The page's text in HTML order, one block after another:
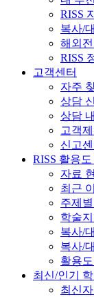
RISS
복사/
해외
RISS
고객센터
자주
상담
상담
고객
신고센
RISS 활용도
자료
최근
주제
학술
복사/
복사/
활용
최신/인기
최신